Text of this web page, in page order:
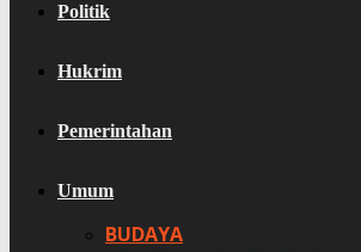
Politik
Hukrim
Pemerintahan
Umum
BUDAYA